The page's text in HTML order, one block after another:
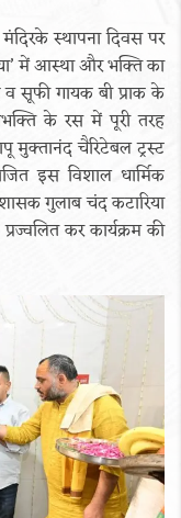
स्थापना दिवस पर
में आस्था और भक्ति का
सूफी गायक बी प्राक के
के रस में पूरी तरह
मुक्तानंद चैरिटेबल ट्रस्ट
इस विशाल धार्मिक
गुलाब चंद कटारिया
कर कार्यक्रम की